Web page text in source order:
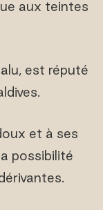
aux teintes
est réputé
et à ses
possibilité